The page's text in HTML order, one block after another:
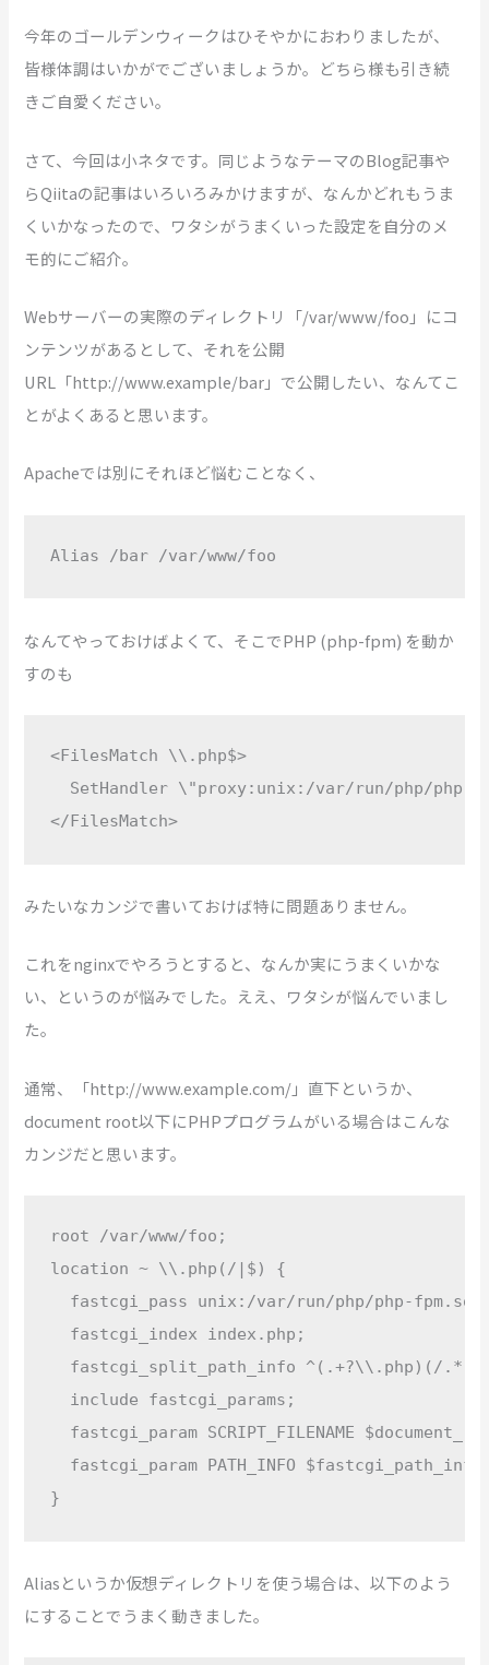
今年のゴールデンウィークはひそやかにおわりましたが、
皆様体調はいかがでございましょうか。どちら様も引き続
きご自愛ください。
さて、今回は小ネタです。同じようなテーマのBlog記事や
らQiitaの記事はいろいろみかけますが、なんかどれもうま
くいかなったので、ワタシがうまくいった設定を自分のメ
モ的にご紹介。
Webサーバーの実際のディレクトリ「/var/www/foo」にコ
ンテンツがあるとして、それを公開
URL「http://www.example/bar」で公開したい、なんてこ
とがよくあると思います。
Apacheでは別にそれほど悩むことなく、
Alias /bar /var/www/foo
なんてやっておけばよくて、そこでPHP (php-fpm) を動か
すのも
<FilesMatch \\.php$>
SetHandler \"proxy:unix:/var/run/php/php-
</FilesMatch>
みたいなカンジで書いておけば特に問題ありません。
これをnginxでやろうとすると、なんか実にうまくいかな
い、というのが悩みでした。ええ、ワタシが悩んでいまし
た。
通常、「http://www.example.com/」直下というか、
document root以下にPHPプログラムがいる場合はこんな
カンジだと思います。
root /var/www/foo;
location ~ \\.php(/|$) {
fastcgi_pass unix:/var/run/php/php-
  fastcgi_index index.php;
fastcgi_split_path_info ^(.+?\\.php)(/
  include fastcgi_params;
fastcgi_param SCRIPT_FILENAME
fastcgi_param PATH_INFO
}
Aliasというか仮想ディレクトリを使う場合は、以下のよう
にすることでうまく動きました。